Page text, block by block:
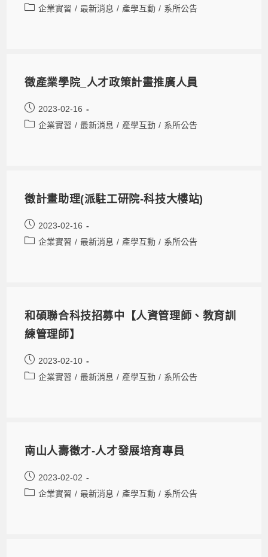
企業實習 / 最新消息 / 產學互動 / 系所公告
徵產業學院_人才政策計畫推廣人員
2023-02-16
企業實習 / 最新消息 / 產學互動 / 系所公告
徵計畫助理(派駐工研院-科技大樓站)
2023-02-16
企業實習 / 最新消息 / 產學互動 / 系所公告
和碩聯合科技招募中【人資管理師、教育訓
練管理師】
2023-02-10
企業實習 / 最新消息 / 產學互動 / 系所公告
南山人壽徵才-人才發展培育專員
2023-02-02
企業實習 / 最新消息 / 產學互動 / 系所公告